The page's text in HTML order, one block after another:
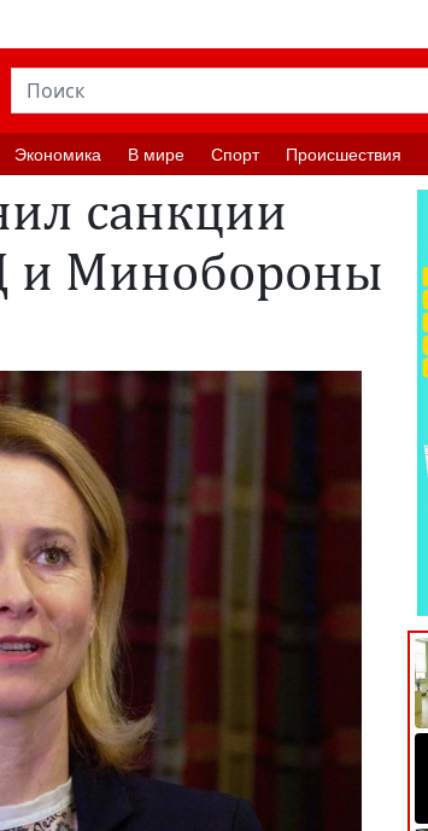
Экономика В мире Спорт Происшествия
санкции
и Минобороны